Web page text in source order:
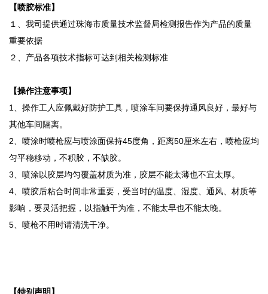
【喷胶标准】
１、我司提供通过珠海市质量技术监督局检测报告作为产品的质量
重要依据
２、产品各项技术指标可达到相关检测标准
【操作注意事项】
1、操作工人应佩戴好防护工具，喷涂车间要保持通风良好，最好与
其他车间隔离。
2、喷涂时喷枪应与喷涂面保持45度角，距离50厘米左右，喷枪应均
匀平稳移动，不积胶，不缺胶。
3、喷涂以胶层均匀覆盖材质为准，胶层不能太薄也不宜太厚。
4、喷胶后粘合时间非常重要，受当时的温度、湿度、通风、材质等
影响，要灵活把握，以指触干为准，不能太早也不能太晚。
5、喷枪不用时请清洗干净。
【特别声明】